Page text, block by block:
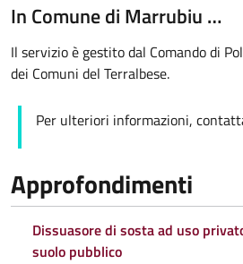
In Comune di Marrubiu …
Il servizio è gestito dal Comando di
dei Comuni del Terralbese.
Per ulteriori informazioni,
Approfondimenti
Dissuasore di sosta ad uso
suolo pubblico